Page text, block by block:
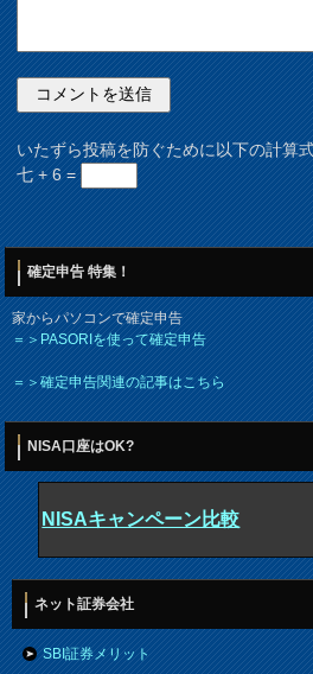
いたずら投稿を防ぐために以下の計算
七 + 6 =
確定申告 特集！
家からパソコンで確定申告
＝＞PASORIを使って確定申告
＝＞確定申告関連の記事はこちら
NISA口座はOK?
NISAキャンペーン比較
ネット証券会社
SBI証券メリット